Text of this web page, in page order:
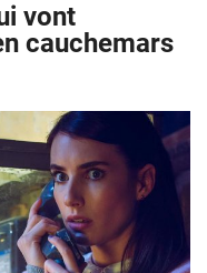
vont
cauchemars